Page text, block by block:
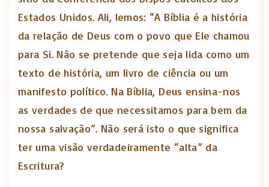
Estados Unidos. Ali, lemos: “A Bíblia é a história
da relação de Deus com o povo que Ele chamou
para Si. Não se pretende que seja lida como um
texto de história, um livro de ciência ou um
manifesto político. Na Bíblia, Deus ensina-nos
as verdades de que necessitamos para bem da
nossa salvação”. Não será isto o que significa
ter uma visão verdadeiramente “alta” da
Escritura?